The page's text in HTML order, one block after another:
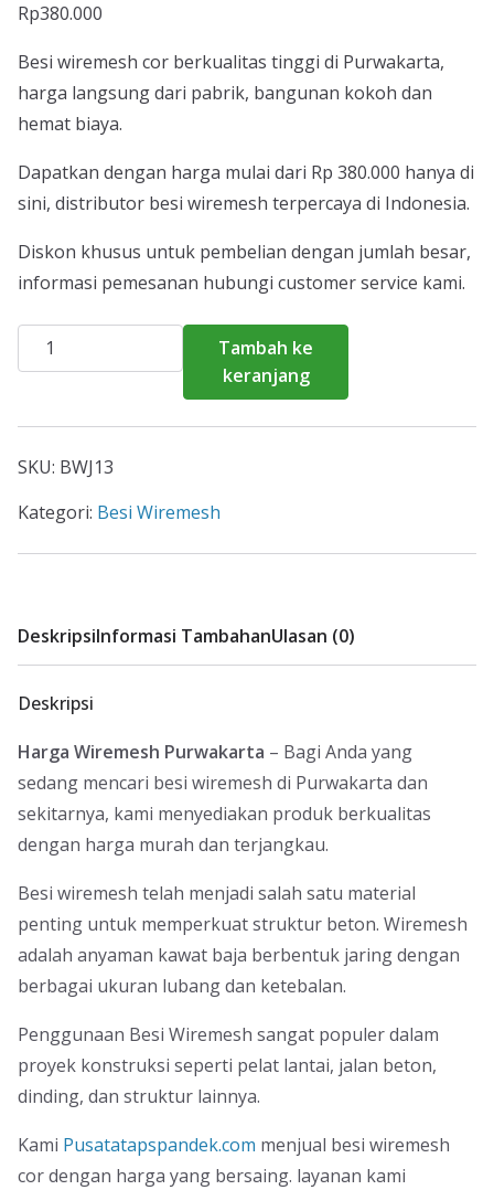
Rp380.000
Besi wiremesh cor berkualitas tinggi di Purwakarta,
harga langsung dari pabrik, bangunan kokoh dan
hemat biaya.
Dapatkan dengan harga mulai dari Rp 380.000 hanya di
sini, distributor besi wiremesh terpercaya di Indonesia.
Diskon khusus untuk pembelian dengan jumlah besar,
informasi pemesanan hubungi customer service kami.
Kuantitas
Harga
Tambah ke
keranjang
SKU: BWJ13
Kategori: Besi Wiremesh
DeskripsiInformasi TambahanUlasan (0)
Deskripsi
Harga Wiremesh Purwakarta – Bagi Anda yang
sedang mencari besi wiremesh di Purwakarta dan
sekitarnya, kami menyediakan produk berkualitas
dengan harga murah dan terjangkau.
Besi wiremesh telah menjadi salah satu material
penting untuk memperkuat struktur beton. Wiremesh
adalah anyaman kawat baja berbentuk jaring dengan
berbagai ukuran lubang dan ketebalan.
Penggunaan Besi Wiremesh sangat populer dalam
proyek konstruksi seperti pelat lantai, jalan beton,
dinding, dan struktur lainnya.
Kami Pusatatapspandek.com menjual besi wiremesh
cor dengan harga yang bersaing. layanan kami